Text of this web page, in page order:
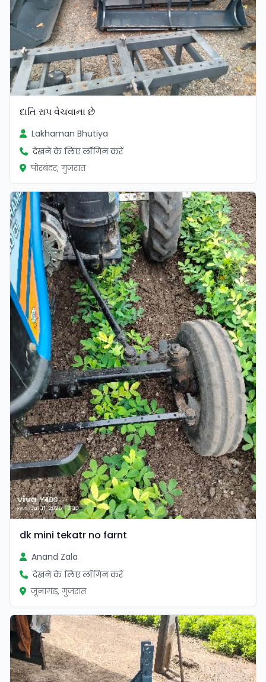
દાતિ રાપ વેચવાના છે
Lakhaman Bhutiya
देखने के लिए लॉगिन करें
पोरबंदर, गुजरात
dk mini tekatr no farnt
Anand Zala
देखने के लिए लॉगिन करें
जूनागढ़, गुजरात